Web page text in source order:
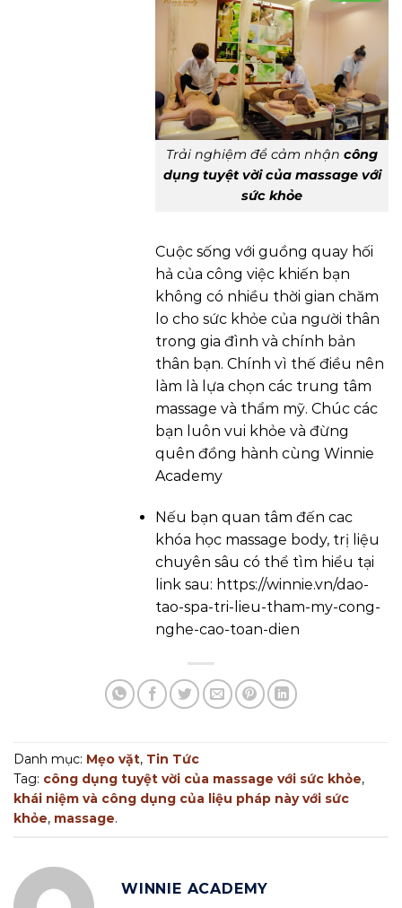
Trải nghiệm để cảm nhậncông
dụng tuyệt vời của massage với
sức khỏe
Cuộc sống với guồng quay hối
hả của công việc khiến bạn
không có nhiều thời gian chăm
lo cho sức khỏe của người thân
trong gia đình và chính bản
thân bạn. Chính vì thế điều nên
làm là lựa chọn các trung tâm
massage và thẩm mỹ. Chúc các
bạn luôn vui khỏe và đừng
quên đồng hành cùng Winnie
Academy
Nếu bạn quan tâm đến cac
khóa học massage body, trị liệu
chuyên sâu có thể tìm hiểu tại
link sau: https://winnie.vn/dao-
tao-spa-tri-lieu-tham-my-cong-
nghe-cao-toan-dien
Danh mục: Mẹo vặt, Tin Tức
Tag: công dụng tuyệt vời của massage với sức khỏe,
khái niệm và công dụng của liệu pháp này với sức
khỏe, massage.
WINNIE ACADEMY